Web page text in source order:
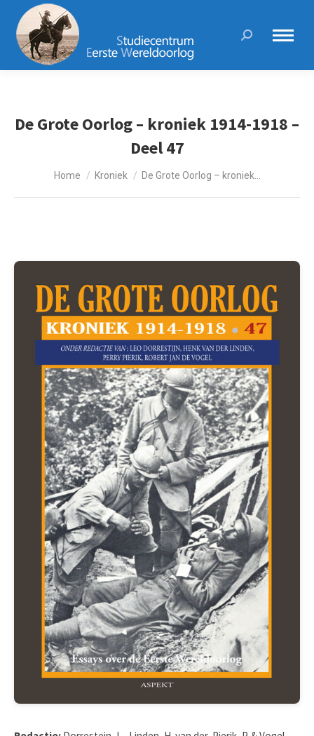
Search:
De Grote Oorlog – kroniek 1914-1918 –
Deel 47
Je bent hier:
Home Kroniek De Grote Oorlog – kroniek…